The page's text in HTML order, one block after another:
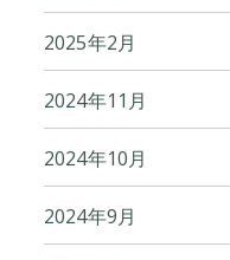
2025年2月
2024年11月
2024年10月
2024年9月